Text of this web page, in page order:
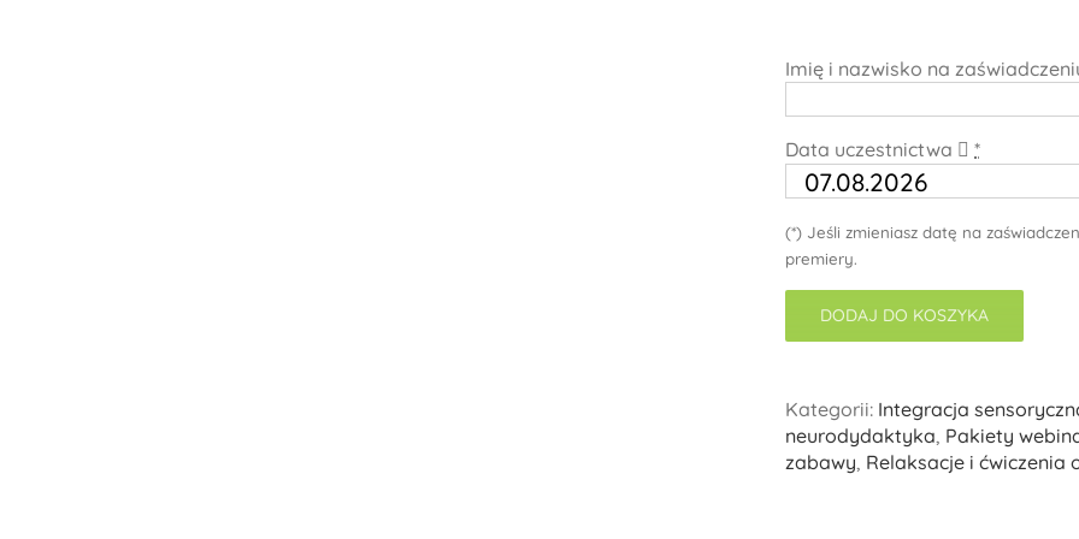
Imię i nazwisko na
Data uczestnictwa *
(*) Jeśli zmieniasz datę na
premiery.
DODAJ DO KOSZYKA
Kategorii: Integracja
neurodydaktyka, Pakiety
zabawy, Relaksacje i ćwiczenia